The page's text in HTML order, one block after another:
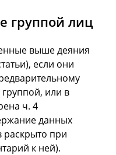
группой лиц
выше деяния
если они
или в
ч. 4
данных
при
к ней).